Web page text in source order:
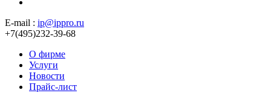
E-mail : ip@ippro.ru
+7(495)232-39-68
О фирме
Услуги
Новости
Прайс-лист